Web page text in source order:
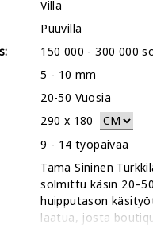
Villa
Puuvilla
150 000 - 300 000
5 - 10 mm
20-50 Vuosia
290 x 180
9 - 14 työpäivää
Tämä Sininen
solmittu käsin
huipputason
laatua, josta